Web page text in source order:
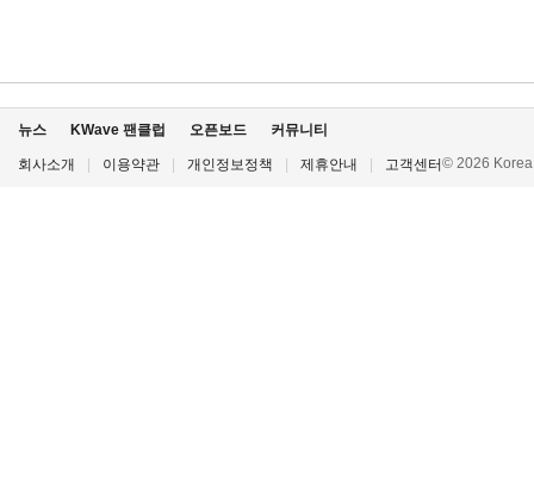
뉴스 KWave 팬클럽 오픈보드 커뮤니티
회사소개 이용약관 개인정보정책 제휴안내 고객센터© 2026